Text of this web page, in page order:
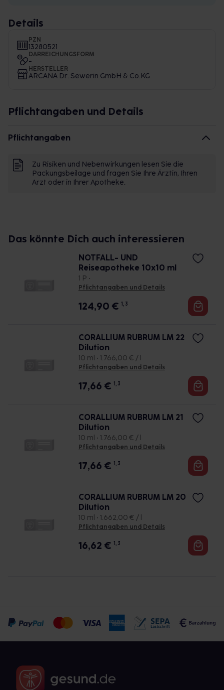
Details
PZN
13280521
DARREICHUNGSFORM
-
HERSTELLER
ARCANA Dr. Sewerin GmbH & Co.KG
Pflichtangaben und Details
Pflichtangaben
Zu Risiken und Nebenwirkungen lesen Sie die
Packungsbeilage und fragen Sie Ihre Ärztin, Ihren
Arzt oder in Ihrer Apotheke.
Das könnte Dich auch interessieren
NOTFALL- UND
Reiseapotheke 10x10 ml
1 P •
Pflichtangaben und Details
124,90 € 1, 3
CORALLIUM RUBRUM LM 22
Dilution
10 ml • 1.766,00 € / l
Pflichtangaben und Details
17,66 € 1, 3
CORALLIUM RUBRUM LM 21
Dilution
10 ml • 1.766,00 € / l
Pflichtangaben und Details
17,66 € 1, 3
CORALLIUM RUBRUM LM 20
Dilution
10 ml • 1.662,00 € / l
Pflichtangaben und Details
16,62 € 1, 3